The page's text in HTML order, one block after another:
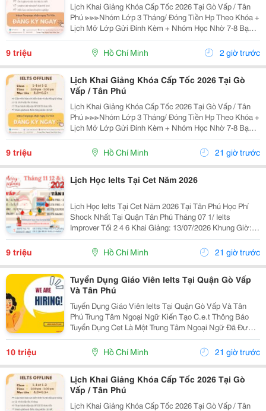
Lịch Khai Giảng Khóa Cấp Tốc 2026 Tại Gò Vấp / Tân
Phú ≫≫≫Nhóm Lớp 3 Tháng/ Đóng Tiền Hp Theo Khóa +
Lịch Mở Lớp Gửi Đính Kèm + Nhóm Học Nhờ 7-8 Bạn/
Lớp + Giáo Trình Ielts Có Band Điểm Lộ Trình, Sách
Nước Ngoài Bám Sát + Chia Đều 4 Kỹ...
9 triệu Hồ Chí Minh 2 giờ trước
Lịch Khai Giảng Khóa Cấp Tốc 2026 Tại Gò
Vấp / Tân Phú
Lịch Khai Giảng Khóa Cấp Tốc 2026 Tại Gò Vấp / Tân
Phú ≫≫≫Nhóm Lớp 3 Tháng/ Đóng Tiền Hp Theo Khóa +
Lịch Mở Lớp Gửi Đính Kèm + Nhóm Học Nhờ 7-8 Bạn/
Lớp + Giáo Trình Ielts Có Band Điểm Lộ Trình, Sách
Nước Ngoài Bám Sát + Chia Đều 4 Kỹ...
9 triệu Hồ Chí Minh 21 giờ trước
Lịch Học Ielts Tại Cet Năm 2026
Lịch Học Ielts Tại Cet Năm 2026 Tại Tân Phú Học Phí
Shock Nhất Tại Quận Tân Phú Tháng 07 1/ Ielts
Improver Tối 2 4 6 Khai Giảng: 13/07/2026 Khung Giờ:
18:00 Đến 21:00 Học Phí Ưu Đãi 5% Khi Đăng Ký 2/ Ielts
Basic Tối 3 5 7 Khai...
9 triệu Hồ Chí Minh 21 giờ trước
Tuyển Dụng Giáo Viên Ielts Tại Quận Gò Vấp
Và Tân Phú
Tuyển Dụng Giáo Viên Ielts Tại Quận Gò Vấp Và Tân
Phú Trung Tâm Ngoại Ngữ Kiến Tạo C.e.t Thông Báo
Tuyển Dụng Cet Là Một Trung Tâm Ngoại Ngữ Đã Được
Thành Lập 16 Năm Chuyên Về Chương Trình Anh Văn
Học Thuật Ielts &Ndash; Toefl Ibt. Trung Tâm...
10 triệu Hồ Chí Minh 21 giờ trước
Lịch Khai Giảng Khóa Cấp Tốc 2026 Tại Gò
Vấp / Tân Phú
Lịch Khai Giảng Khóa Cấp Tốc 2026 Tại Gò Vấp / Tân